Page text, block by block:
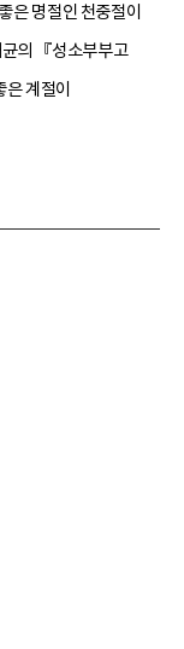
은 명절인 천중절이
의 『성소부부고
계절이